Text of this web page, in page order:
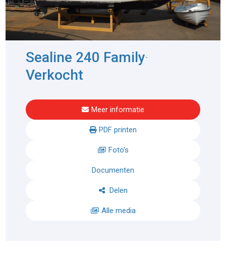
Sealine 240 Family-
Verkocht
Meer informatie
PDF printen
Foto's
Documenten
Delen
Alle media